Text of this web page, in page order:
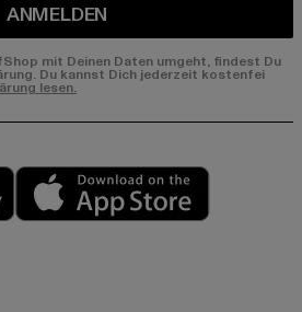
ANMELDEN
mit Deinen Daten umgeht, findest Du
Du kannst Dich jederzeit kostenfei
lesen.
Play market